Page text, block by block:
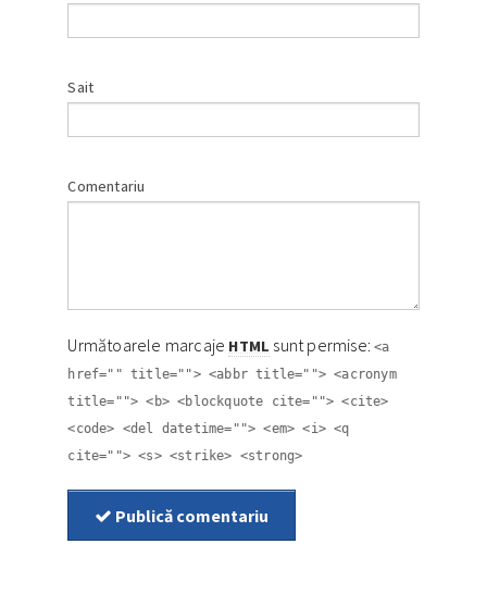
Sait
Comentariu
Următoarele marcaje HTML sunt permise:<a
href="" title=""> <abbr title=""> <acronym
title=""> <b> <blockquote cite=""> <cite>
<code> <del datetime=""> <em> <i> <q
cite=""> <s> <strike> <strong>
Publică comentariu